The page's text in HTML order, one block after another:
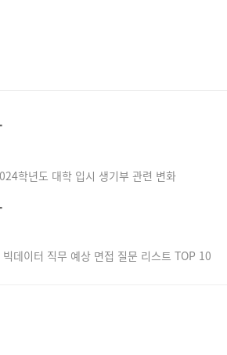
학년도 대학 입시 생기부 관련 변화
데이터 직무 예상 면접 질문 리스트 TOP 10